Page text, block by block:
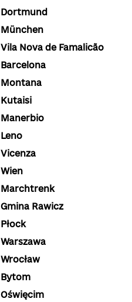
Dortmund
München
Vila Nova de Famalicão
Barcelona
Montana
Kutaisi
Manerbio
Leno
Vicenza
Wien
Marchtrenk
Gmina Rawicz
Płock
Warszawa
Wrocław
Bytom
Oświęcim